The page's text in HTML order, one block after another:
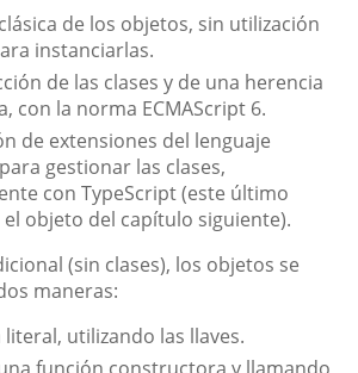
de los objetos, sin utilización
instanciarlas.
de las clases y de una herencia
con la norma ECMAScript 6.
de extensiones del lenguaje
gestionar las clases,
con TypeScript (este último
objeto del capítulo siguiente).
(sin clases), los objetos se
maneras:
utilizando las llaves.